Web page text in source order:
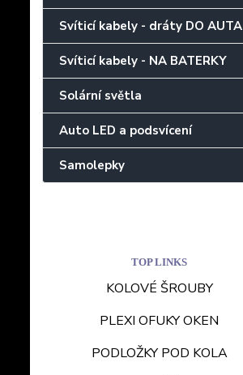
Svíticí kabely - dráty DO AUTA
Svíticí kabely - NA BATERKY
Solární světla
Auto LED a podsvícení
Samolepky
TOP LINKS
KOLOVÉ ŠROUBY
PLEXI OFUKY OKEN
PODLOŽKY POD KOLA